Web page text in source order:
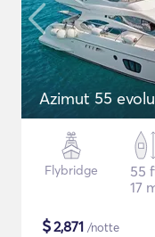
Azimut 55
Flybridge
55
17
$2,871 /notte